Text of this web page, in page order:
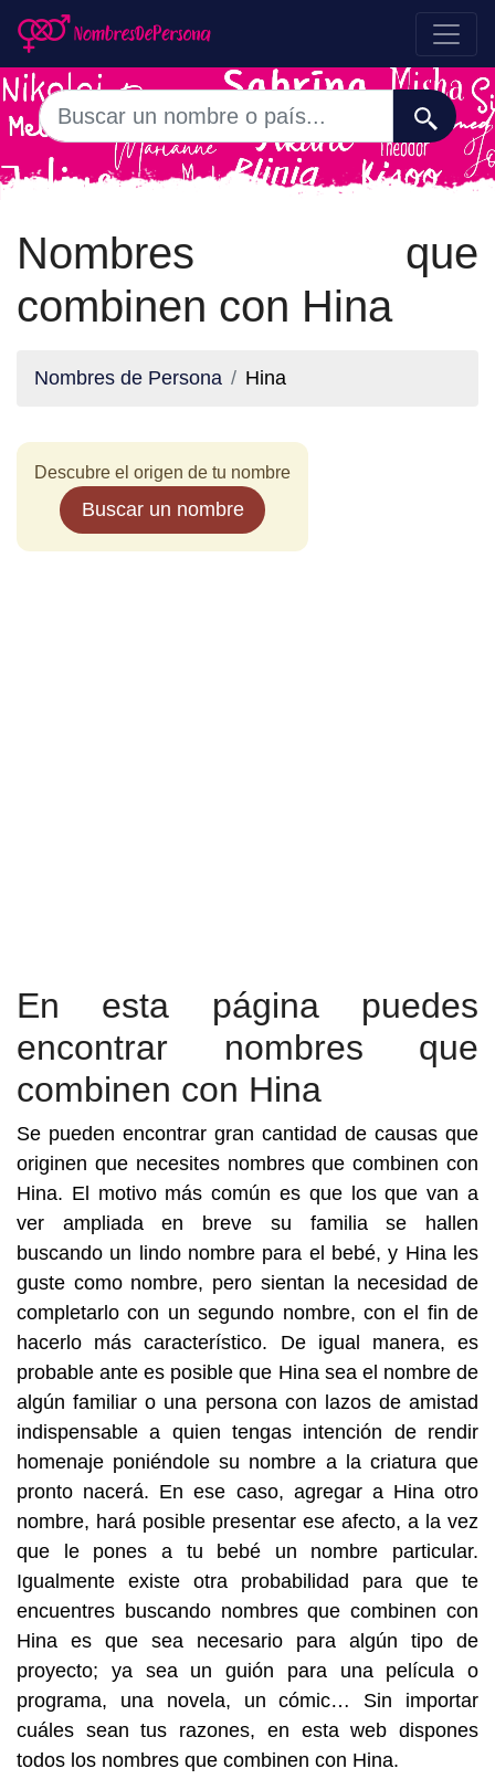
Nombres que
combinen con Hina
Nombres de Persona Hina
Descubre el origen de tu nombre
Buscar un nombre
En esta página puedes
encontrar nombres que
combinen con Hina
Se pueden encontrar gran cantidad de causas que
originen que necesites nombres que combinen con
Hina. El motivo más común es que los que van a
ver ampliada en breve su familia se hallen
buscando un lindo nombre para el bebé, y Hina les
guste como nombre, pero sientan la necesidad de
completarlo con un segundo nombre, con el fin de
hacerlo más característico. De igual manera, es
probable ante es posible que Hina sea el nombre de
algún familiar o una persona con lazos de amistad
indispensable a quien tengas intención de rendir
homenaje poniéndole su nombre a la criatura que
pronto nacerá. En ese caso, agregar a Hina otro
nombre, hará posible presentar ese afecto, a la vez
que le pones a tu bebé un nombre particular.
Igualmente existe otra probabilidad para que te
encuentres buscando nombres que combinen con
Hina es que sea necesario para algún tipo de
proyecto; ya sea un guión para una película o
programa, una novela, un cómic… Sin importar
cuáles sean tus razones, en esta web dispones
todos los nombres que combinen con Hina.